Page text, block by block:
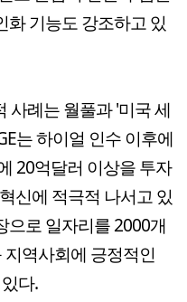
화 기능도 강조하고 있
사례는 월풀과 '미국 세
는 하이얼 인수 이후에
20억달러 이상을 투자
신에 적극적 나서고 있
으로 일자리를 2000개
역사회에 긍정적인
다.